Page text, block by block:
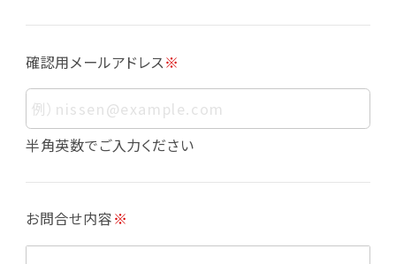
個人情報の利用目的について
下の通りであり、これらの目的達成の範囲を超
えてお客様の個人情報を利用することはありま
せん。
・会員登録者の個人認証
・会員ポイントプログラムの運営
・メールマガジンの配信
・本サービスに関する規約等の変更の通知
確認用メールアドレス※
半角英数でご入力ください
お問合せ内容※